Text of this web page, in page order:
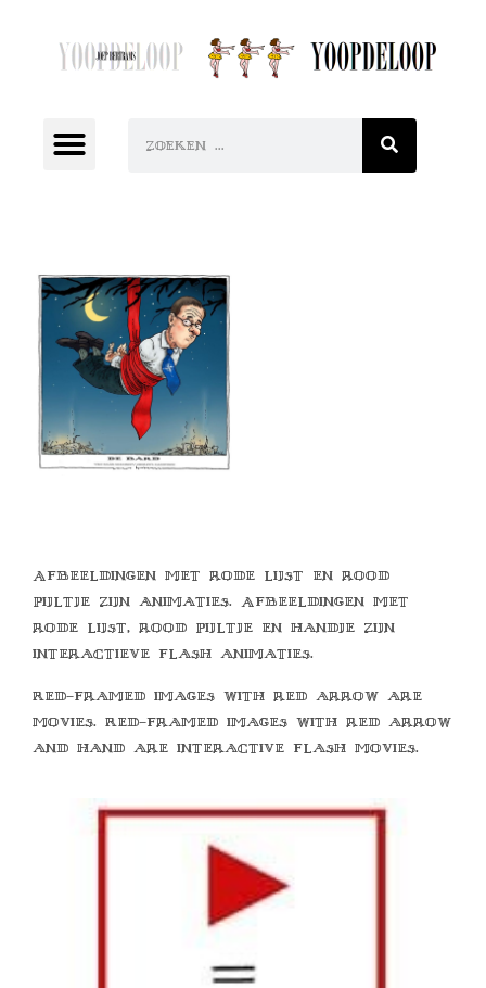
Afbeeldingen met rode lijst en rood
pijltje zijn animaties. Afbeeldingen met
rode lijst, rood pijltje en handje zijn
interactieve flash animaties.
Red-framed images with red arrow are
movies. Red-framed images with red arrow
and hand are interactive flash movies.